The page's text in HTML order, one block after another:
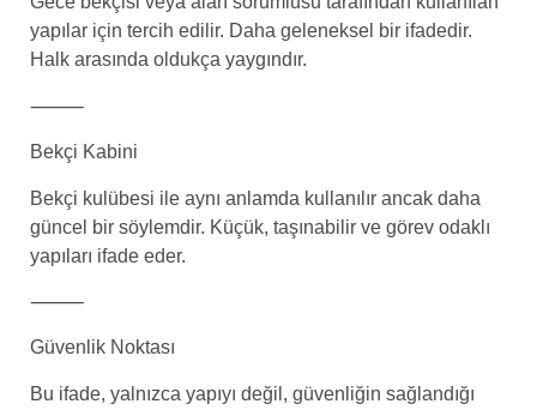
yapılar için tercih edilir. Daha geleneksel bir ifadedir.
Halk arasında oldukça yaygındır.
⸻
Bekçi Kabini
Bekçi kulübesi ile aynı anlamda kullanılır ancak daha
güncel bir söylemdir. Küçük, taşınabilir ve görev odaklı
yapıları ifade eder.
⸻
Güvenlik Noktası
Bu ifade, yalnızca yapıyı değil, güvenliğin sağlandığı